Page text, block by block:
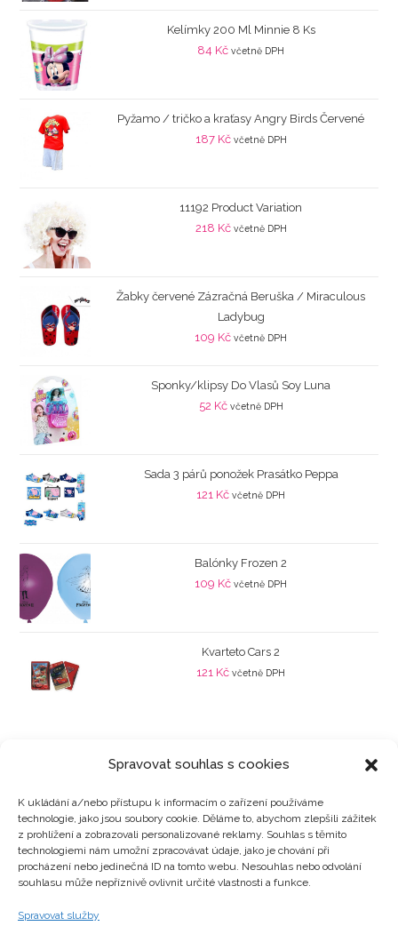
Spravovat souhlas s cookies
K ukládání a/nebo přístupu k informacím o zařízení používáme
technologie, jako jsou soubory cookie. Děláme to, abychom zlepšili zážitek
z prohlížení a zobrazovali personalizované reklamy. Souhlas s těmito
technologiemi nám umožní zpracovávat údaje, jako je chování při
procházení nebo jedinečná ID na tomto webu. Nesouhlas nebo odvolání
souhlasu může nepříznivě ovlivnit určité vlastnosti a funkce.
Spravovat služby
Kelímky 200 Ml Minnie 8 Ks
84 Kč včetně DPH
Pyžamo / tričko a kraťasy Angry Birds Červené
187 Kč včetně DPH
11192 Product Variation
218 Kč včetně DPH
Žabky červené Zázračná Beruška / Miraculous
Ladybug
109 Kč včetně DPH
Sponky/klipsy Do Vlasů Soy Luna
52 Kč včetně DPH
Sada 3 párů ponožek Prasátko Peppa
121 Kč včetně DPH
Balónky Frozen 2
109 Kč včetně DPH
Kvarteto Cars 2
121 Kč včetně DPH
Kategorie produktů
Zajímavosti